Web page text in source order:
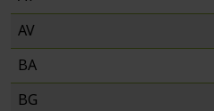
AV
BA
BG